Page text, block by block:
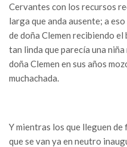
Cervantes con los recursos
larga que anda ausente; a
de doña Clemen recibiendo
tan linda que parecía una
doña Clemen en sus años
muchachada.
Y mientras los que lleguen
que se van ya en neutro